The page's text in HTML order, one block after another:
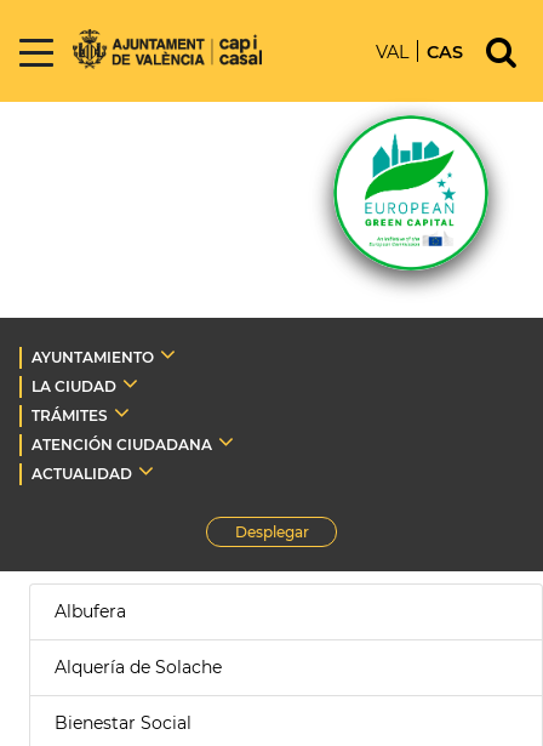
VAL CAS
AYUNTAMIENTO
LA CIUDAD
TRÁMITES
ATENCIÓN CIUDADANA
ACTUALIDAD
Desplegar
Albufera
Alquería de Solache
Bienestar Social